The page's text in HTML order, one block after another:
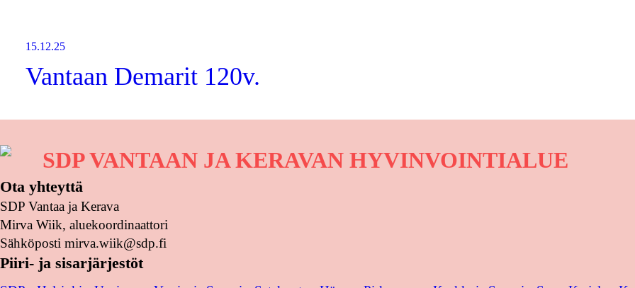
15.12.25
Vantaan Demarit 120v.
SDP VANTAAN JA KERAVAN HYVINVOINTIALUE
Ota yhteyttä
SDP Vantaa ja Kerava
Mirva Wiik, aluekoordinaattori
Sähköposti mirva.wiik@sdp.fi
Piiri- ja sisarjärjestöt